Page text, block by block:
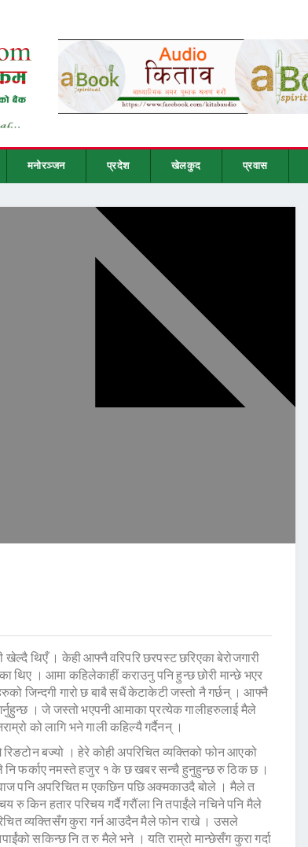
मनोरञ्जन प्रदेश खेलकुद प्रवास
थिएँ । केही आफ्नै वरिपरि छरपस्ट छरिएका बेरोजगारी
। आमा कहिलेकाहीं कराउनु पनि हुन्छ छोरी मान्छे भएर
जिन्दगी गारो छ बाबै सधैं केटाकेटी जस्तो नै गर्छन् । आफ्नै
। जे जस्तो भएपनी आमाका प्रत्येक गालीहरुलाई मैले
को लागि भने गाली कहिल्यै गर्दैनन् ।
बज्यो । हेरे कोही अपरिचित व्यक्तिको फोन आएको
फर्काए नमस्ते हजुर १ के छ खबर सन्चै हुनुहुन्छ रु ठिक छ ।
पनि अपरिचित म एकछिन पछि अक्मकाउदै बोले । मैले त
रु किन हतार परिचय गर्दै गरौंला नि तपाईंले नचिने पनि मैले
व्यक्तिसँग कुरा गर्न आउदैन मैले फोन राखे । उसले
सकिन्छ नि त रु मैले भने । यति राम्रो मान्छेसँग कुरा गर्दा